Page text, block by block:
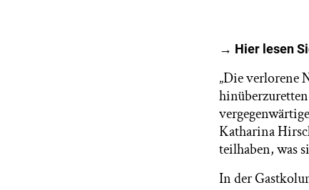
→ Hier lesen
„Die verlorene
Katharina
teilhaben, was
In der